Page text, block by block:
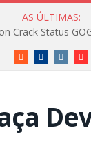
AS ÚLTIMAS:
FacebookInstagram